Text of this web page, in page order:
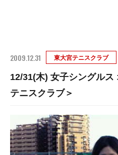
2009.12.31 東大宮テニスクラブ
12/31(木) 女子シングル
テニスクラブ＞